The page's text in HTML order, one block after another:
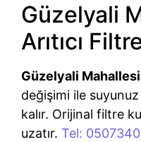
Güzelyali
Arıtıcı
Güzelyali Mahallesi
değişimi ile
kalır. Orijinal filtre
uzatır. Tel: